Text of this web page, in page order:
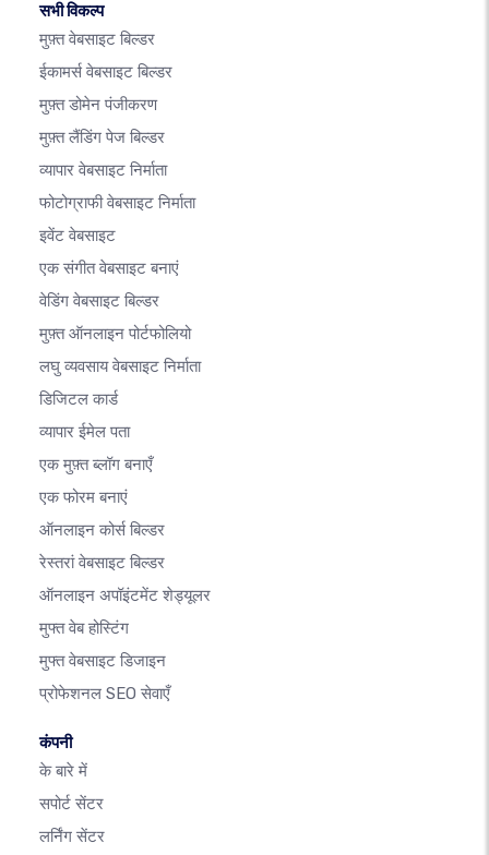
सभी विकल्प
मुफ़्त वेबसाइट बिल्डर
ईकामर्स वेबसाइट बिल्डर
मुफ़्त डोमेन पंजीकरण
मुफ़्त लैंडिंग पेज बिल्डर
व्यापार वेबसाइट निर्माता
फोटोग्राफी वेबसाइट निर्माता
इवेंट वेबसाइट
एक संगीत वेबसाइट बनाएं
वेडिंग वेबसाइट बिल्डर
मुफ़्त ऑनलाइन पोर्टफोलियो
लघु व्यवसाय वेबसाइट निर्माता
डिजिटल कार्ड
व्यापार ईमेल पता
एक मुफ़्त ब्लॉग बनाएँ
एक फोरम बनाएं
ऑनलाइन कोर्स बिल्डर
रेस्तरां वेबसाइट बिल्डर
ऑनलाइन अपॉइंटमेंट शेड्यूलर
मुफ्त वेब होस्टिंग
मुफ्त वेबसाइट डिजाइन
प्रोफेशनल SEO सेवाएँ
कंपनी
के बारे में
सपोर्ट सेंटर
लर्निंग सेंटर